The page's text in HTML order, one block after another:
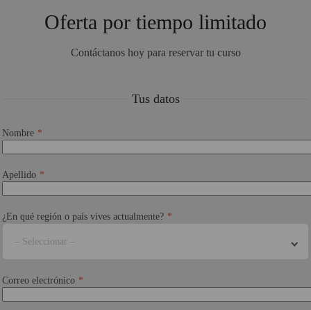
Oferta por tiempo limitado
Contáctanos hoy para reservar tu curso
Tus datos
Nombre
Apellido
¿En qué región o país vives actualmente?
– Seleccionar –
Correo electrónico